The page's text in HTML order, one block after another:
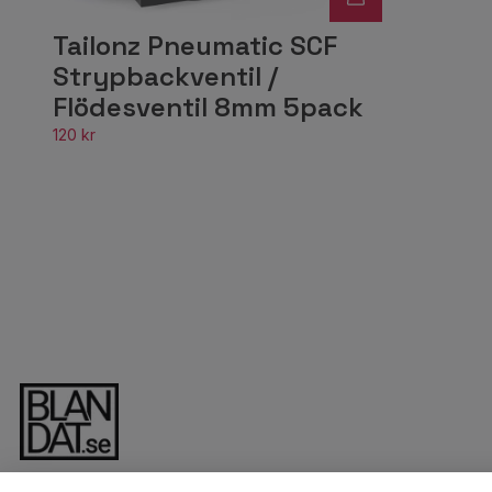
Tailonz Pneumatic SCF
Strypbackventil /
Flödesventil 8mm 5pack
120 kr